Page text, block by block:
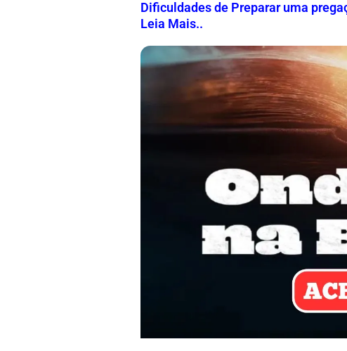
Dificuldades de Preparar uma
Leia Mais..